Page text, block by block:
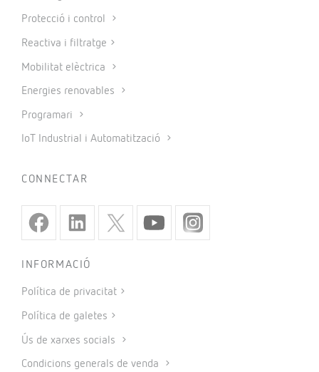
Protecció i control
Reactiva i filtratge
Mobilitat elèctrica
Energies renovables
Programari
IoT Industrial i Automatització
CONNECTAR
INFORMACIÓ
Política de privacitat
Política de galetes
Ús de xarxes socials
Condicions generals de venda